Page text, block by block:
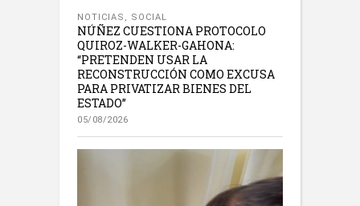
NOTICIAS , SOCIAL
NÚÑEZ CUESTIONA PROTOCOLO
QUIROZ-WALKER-GAHONA:
“PRETENDEN USAR LA
RECONSTRUCCIÓN COMO EXCUSA
PARA PRIVATIZAR BIENES DEL
ESTADO”
05/08/2026